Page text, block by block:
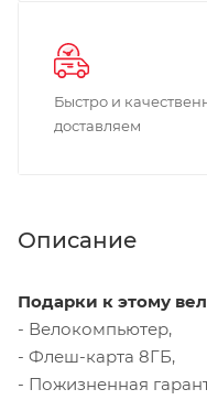
Быстро и
доставляем
Описание
Подарки к этому
- Велокомпьютер,
- Флеш-карта 8ГБ,
- Пожизненная